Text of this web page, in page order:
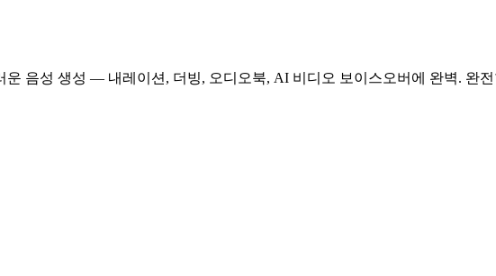
운 음성 생성 — 내레이션, 더빙, 오디오북, AI 비디오 보이스오버에 완벽. 완